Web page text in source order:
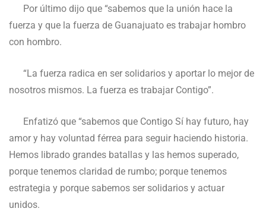
Por último dijo que “sabemos que la unión hace la
fuerza y que la fuerza de Guanajuato es trabajar hombro
con hombro.
“La fuerza radica en ser solidarios y aportar lo mejor de
nosotros mismos. La fuerza es trabajar Contigo”.
Enfatizó que “sabemos que Contigo Sí hay futuro, hay
amor y hay voluntad férrea para seguir haciendo historia.
Hemos librado grandes batallas y las hemos superado,
porque tenemos claridad de rumbo; porque tenemos
estrategia y porque sabemos ser solidarios y actuar
unidos.